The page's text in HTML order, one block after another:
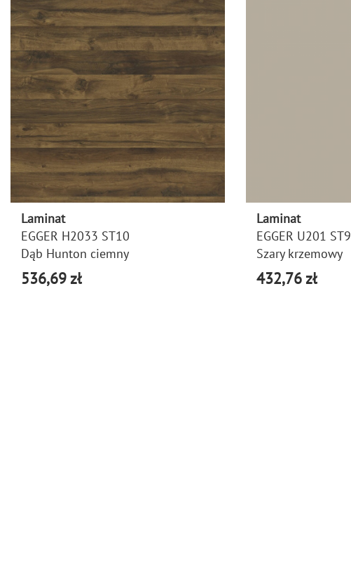
Laminat
EGGER H2033 ST10
Dąb Hunton ciemny
536,69 zł
Laminat
EGGER U201 ST9
Szary krzemowy
432,76 zł